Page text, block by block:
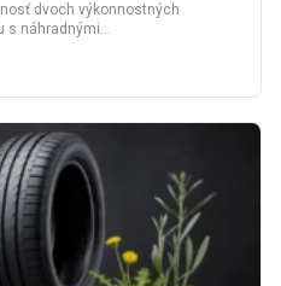
dvoch výkonnostných
s náhradnými…